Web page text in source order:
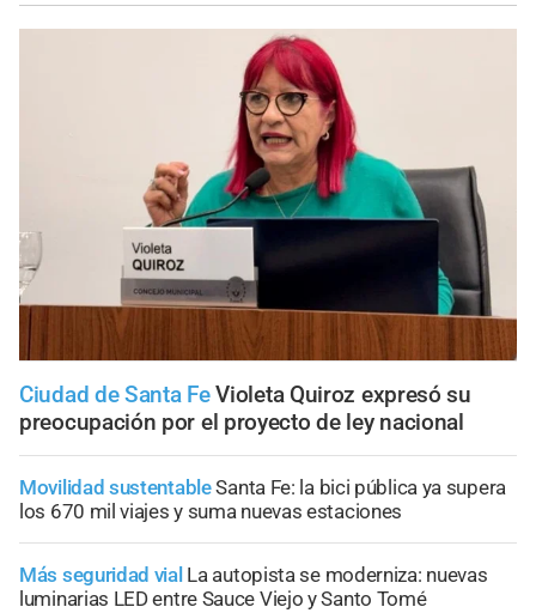
Ciudad de Santa Fe Violeta Quiroz expresó su
preocupación por el proyecto de ley nacional
Movilidad sustentableSanta Fe: la bici pública ya supera
los 670 mil viajes y suma nuevas estaciones
Más seguridad vial La autopista se moderniza: nuevas
luminarias LED entre Sauce Viejo y Santo Tomé